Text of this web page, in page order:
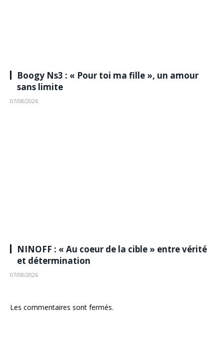
Boogy Ns3 : « Pour toi ma fille », un amour
sans limite
07/08/2026
NINOFF : « Au coeur de la cible » entre vérité
et détermination
07/08/2026
Les commentaires sont fermés.